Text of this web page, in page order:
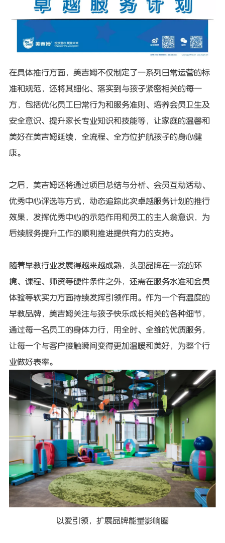
在具体推行方面，美吉姆不仅制定了一系列日常运营的标
准和规范，还将其细化、落实到与孩子紧密相关的每一
方，包括优化员工日常行为和服务准则、培养会员卫生及
安全意识、提升家长专业知识和技能等，让家庭的温馨和
美好在美吉姆延续，全流程、全方位护航孩子的身心健
康。
之后，美吉姆还将通过项目总结与分析、会员互动活动、
优秀中心评选等方式，动态追踪此次卓越服务计划的推行
效果，发挥优秀中心的示范作用和员工的主人翁意识，为
后续服务提升工作的顺利推进提供有力的支持。
随着早教行业发展得越来越成熟，头部品牌在一流的环
境、课程、师资等硬件条件之外，还需在服务水准和会员
体验等软实力方面持续发挥引领作用。作为一个有温度的
早教品牌，美吉姆关注与孩子快乐成长相关的各种细节，
通过每一名员工的身体力行，用全时、全维的优质服务，
让每一个与客户接触瞬间变得更加温暖和美好，为整个行
业做好表率。
以爱引领，扩展品牌能量影响圈